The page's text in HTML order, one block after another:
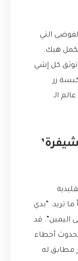
التي
هيك.
كل إشي
زر
الـ
تريد: “بدي
اليمين”. قد
أخطاء
مطابق له